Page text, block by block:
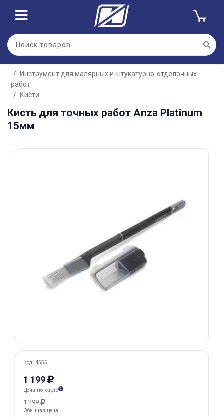
Инструмент для малярных и штукатурно-отделочных
работ
Кисти
Кисть для точных работ Anza Platinum
15мм
Код: 4555
1 199
Цена по карте
1 299
Обычная цена
Для клиентов всех банков
Разбейте
оплату
без переплат
Добавляйте товары
Оплачивайте сегодня только
выбранный способом
Оставшиеся
списываться
по